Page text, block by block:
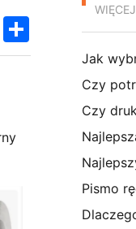
TwitterShare
WIĘCEJ